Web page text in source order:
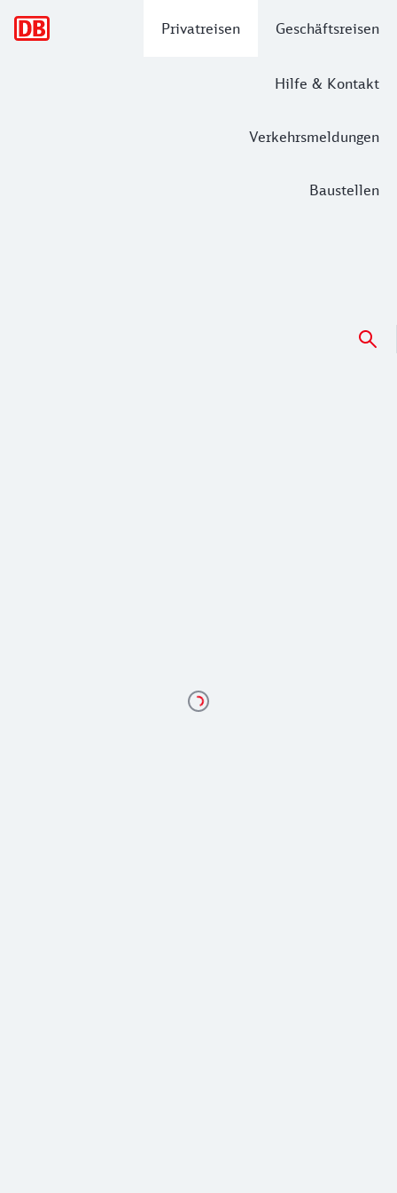
Privatreisen Geschäftsreisen
Hilfe & Kontakt
Verkehrsmeldungen
Baustellen